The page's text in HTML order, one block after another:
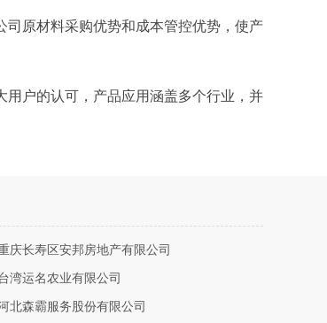
原材料采购优势和成本管控优势，使产
户的认可，产品应用涵盖多个行业，并
庆长寿区安邦房地产有限公司
湾运名农业有限公司
北森霸服务股份有限公司